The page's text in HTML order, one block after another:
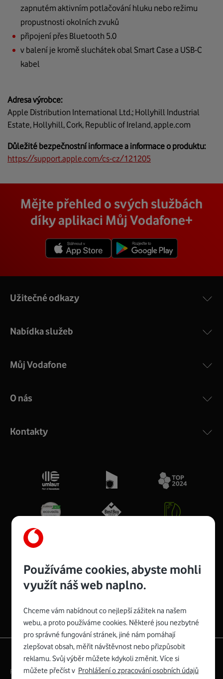
zapnutém aktivním potlačování hluku nebo režimu
propustnosti okolních zvuků
připojení přes Bluetooth 5.0
v balení je kromě sluchátek obal Smart Case a USB‑C
kabel
Adresa výrobce:
Apple Distribution International Ltd.; Hollyhill Industrial
Estate, Hollyhill, Cork, Republic of Ireland, apple.com
Důležité bezpečnostní informace a informace o produktu:
https://support.apple.com/cs-cz/121205
Mějte přehled o svých službách
díky aplikaci Můj Vodafone+
Spojte se s Vodafonem
|
Užitečné odkazy
Nabídka služeb
Můj Vodafone
O nás
Kontakty
Právní­ podmí­nky Ochrana soukromí­
Používáme cookies, abyste mohli
využít náš web naplno.
Chceme vám nabídnout co nejlepší zážitek na našem
webu, a proto používáme cookies. Některé jsou nezbytné
pro správné fungování stránek, jiné nám pomáhají
zlepšovat obsah, měřit návštěvnost nebo přizpůsobit
reklamu. Svůj výběr můžete kdykoli změnit. Více si
můžete přečíst v Prohlášení o zpracování osobních údajů